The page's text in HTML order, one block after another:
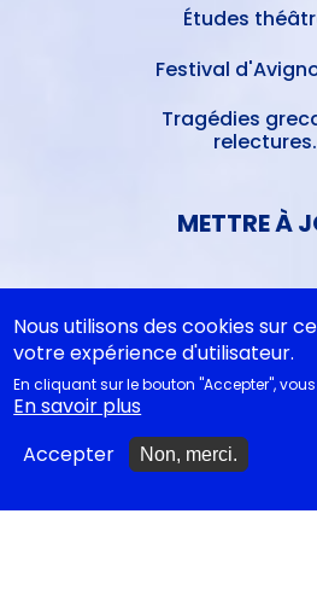
Études
Festival
Tragédies
METTRE À
Ajouter un
EN
Nous utilisons des cookies sur
votre expérience d'utilisateur.
En cliquant sur le bouton "Accepter",
En savoir plus
Accepter
Non, merci.